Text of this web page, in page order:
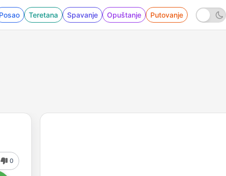
Teretana Spavanje Opuštanje Putovanje
0